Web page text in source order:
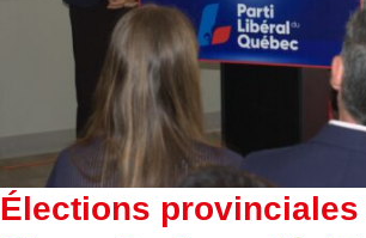
Élections provinciales